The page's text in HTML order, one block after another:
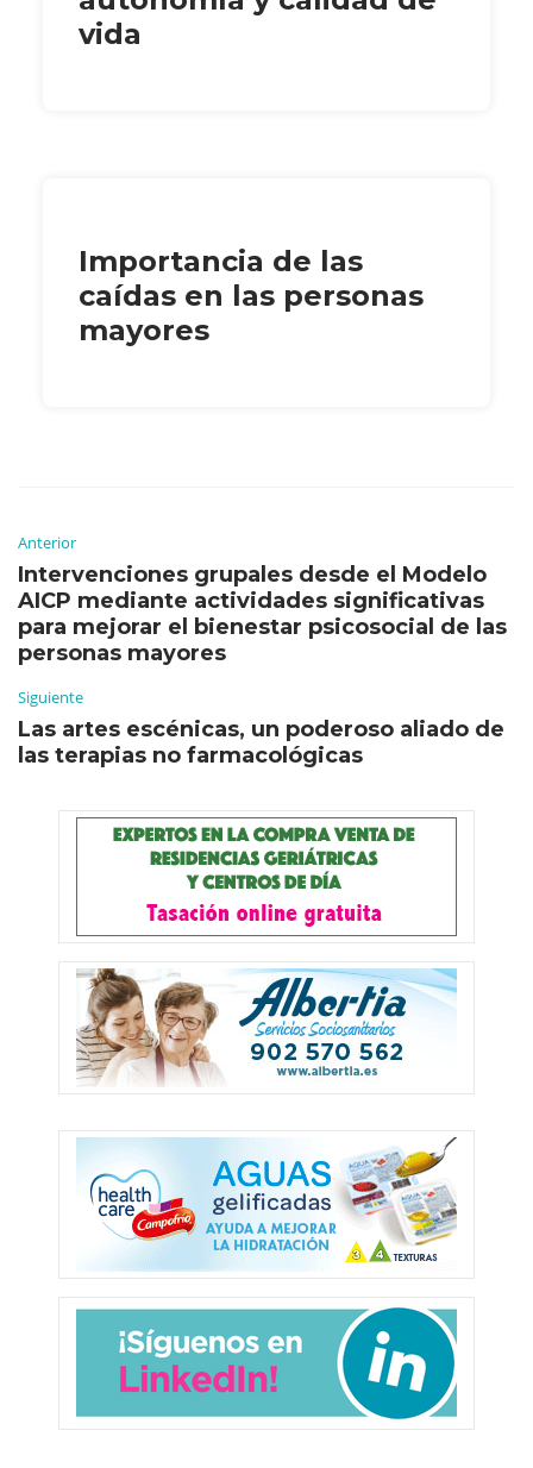
vida
Importancia de las
caídas en las personas
mayores
Anterior
Intervenciones grupales desde el Modelo
AICP mediante actividades significativas
para mejorar el bienestar psicosocial de las
personas mayores
Siguiente
Las artes escénicas, un poderoso aliado de
las terapias no farmacológicas